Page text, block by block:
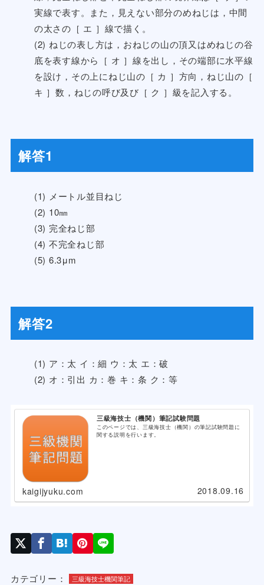
実線で表す。また，見えない部分のめねじは，中間
の太さの［ エ ］線で描く。
(2) ねじの表し方は，おねじの山の頂又はめねじの谷
底を表す線から［ オ ］線を出し，その端部に水平線
を設け，その上にねじ山の［ カ ］方向，ねじ山の［
キ ］数，ねじの呼び及び［ ク ］級を記入する。
解答1
(1) メートル並目ねじ
(2) 10㎜
(3) 完全ねじ部
(4) 不完全ねじ部
(5) 6.3μm
解答2
(1) ア：太 イ：細 ウ：太 エ：破
(2) オ：引出 カ：巻 キ：条 ク：等
三級海技士（機関）筆記試験問題
このページでは、三級海技士（機関）の筆記試験問題に
関する説明を行います。
kaigijyuku.com 2018.09.16
カテゴリー： 三級海技士機関筆記